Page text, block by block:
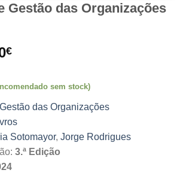
Gestão das Organizações
€O
atual
17.10€.
sem stock)
Gestão das Organizações
Sotomayor, Jorge Rodrigues
3.ª Edição